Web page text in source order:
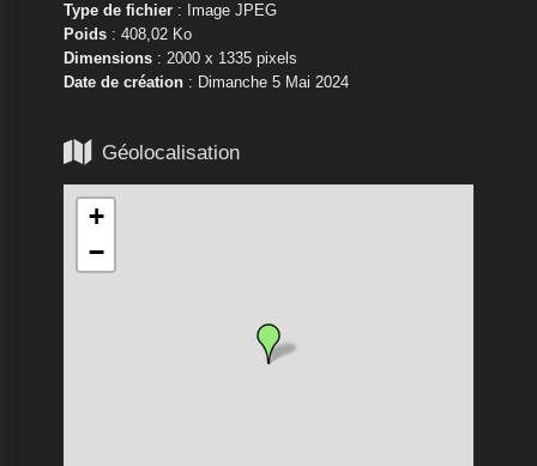
Type de fichier: Image JPEG
Poids: 408,02 Ko
Dimensions: 2000 x 1335 pixels
Date de création: Dimanche 5 Mai 2024
 Géolocalisation
+
−